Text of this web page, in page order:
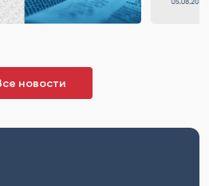
новости